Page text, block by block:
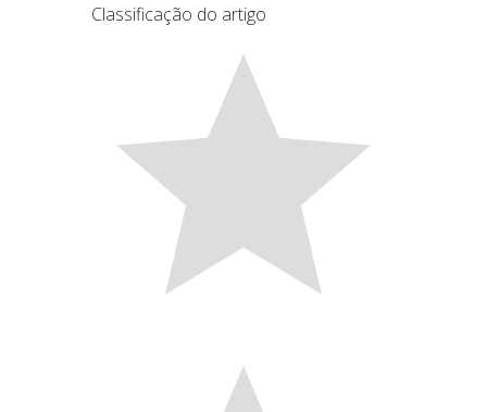
Classificação do artigo